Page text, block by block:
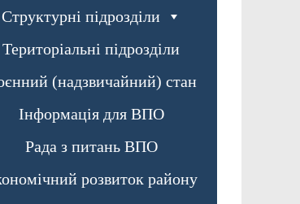
Структурні підрозділи
Територіальні підрозділи
(надзвичайний) стан
Інформація для ВПО
Рада з питань ВПО
розвиток району